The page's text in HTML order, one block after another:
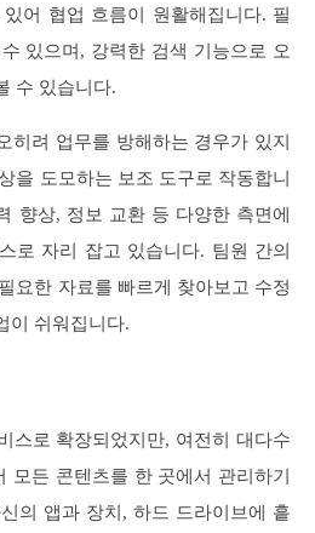
어 협업 흐름이 원활해집니다. 필
있으며, 강력한 검색 기능으로 오
수 있습니다.
히려 업무를 방해하는 경우가 있지
을 도모하는 보조 도구로 작동합니
향상, 정보 교환 등 다양한 측면에
로 자리 잡고 있습니다. 팀원 간의
요한 자료를 빠르게 찾아보고 수정
이 쉬워집니다.
스로 확장되었지만, 여전히 대다수
모든 콘텐츠를 한 곳에서 관리하기
의 앱과 장치, 하드 드라이브에 흩